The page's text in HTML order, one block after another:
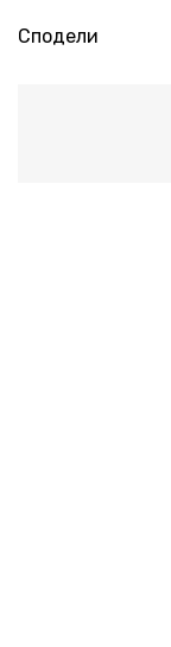
Сподели